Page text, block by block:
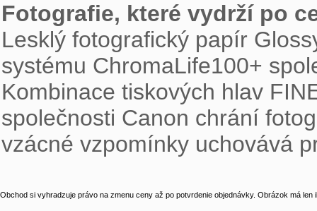
Fotografie, které vydrží po
Lesklý fotografický papír
systému ChromaLife100+
Kombinace tiskových hlav
společnosti Canon chrání
vzácné vzpomínky uchovává
Obchod si vyhradzuje právo na zmenu ceny až po potvrdenie objednávky. Obrázok má len